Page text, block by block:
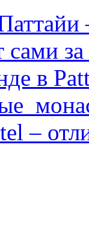
за
в
–